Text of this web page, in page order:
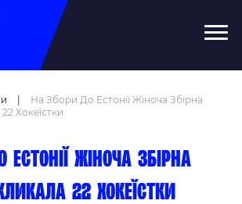
На Збори До Естонії Жіноча Збірна
Хокеїстки
жіноча збірна
22 хокеїстки